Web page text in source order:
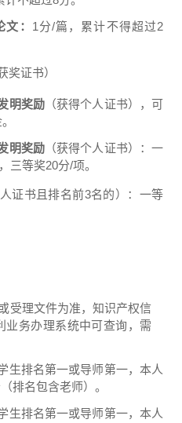
： 1 分/篇，累计不得超过2
奖证书）
明奖励（获得个人证书），可
明奖励（获得个人证书）：一
三等奖20分/项。
人证书且排名前3名的）：一等
受理文件为准，知识产权信
业务办理系统中可查询，需
生排名第一或导师第一，本人
排名包含老师）。
生排名第一或导师第一，本人